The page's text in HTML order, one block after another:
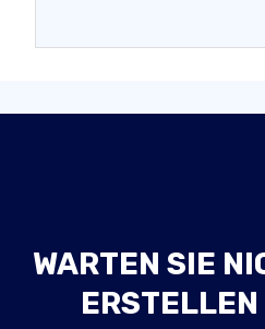
WARTEN SIE
ERSTELLEN